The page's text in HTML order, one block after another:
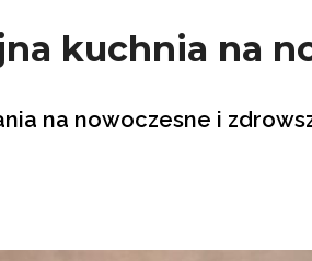
kuchnia na
na nowoczesne i